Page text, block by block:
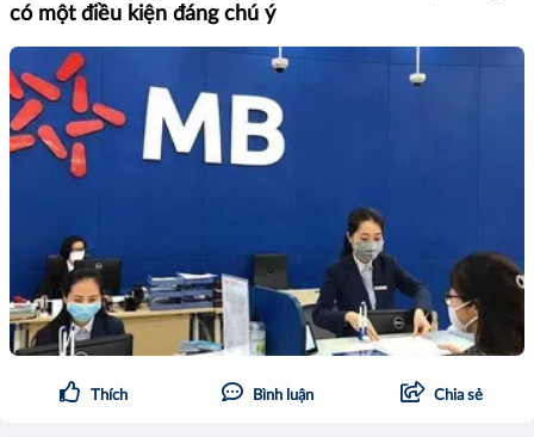
có một điều kiện đáng chú ý
Thích Bình luận Chia sẻ